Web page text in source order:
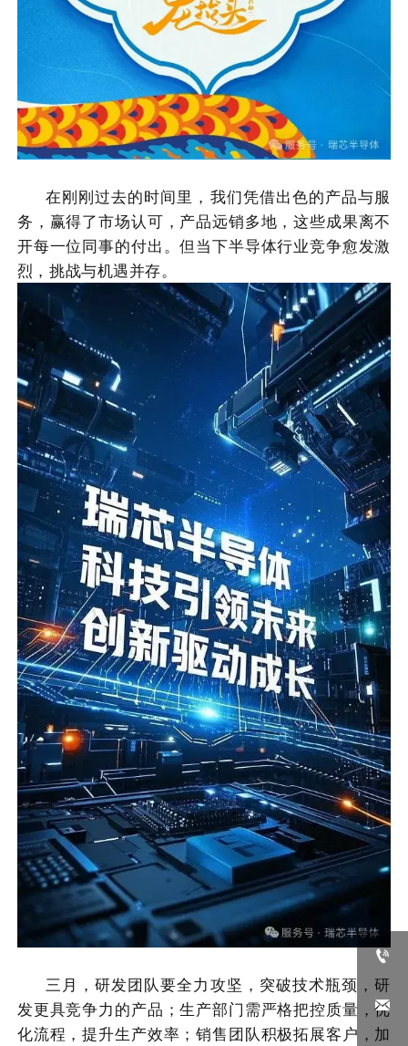
在刚刚过去的时间里，我们凭借出色的产品与服
务，赢得了市场认可，产品远销多地，这些成果离不
开每一位同事的付出。但当下半导体行业竞争愈发激
烈，挑战与机遇并存。
三月，研发团队要全力攻坚，突破技术瓶颈，研
发更具竞争力的产品；生产部门需严格把控质量，优
化流程，提升生产效率；销售团队积极拓展客户，加

